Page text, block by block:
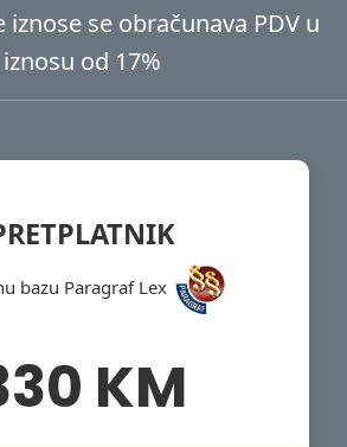
iznose se obračunava PDV u
iznosu od 17%
bazu Paragraf Lex
KM